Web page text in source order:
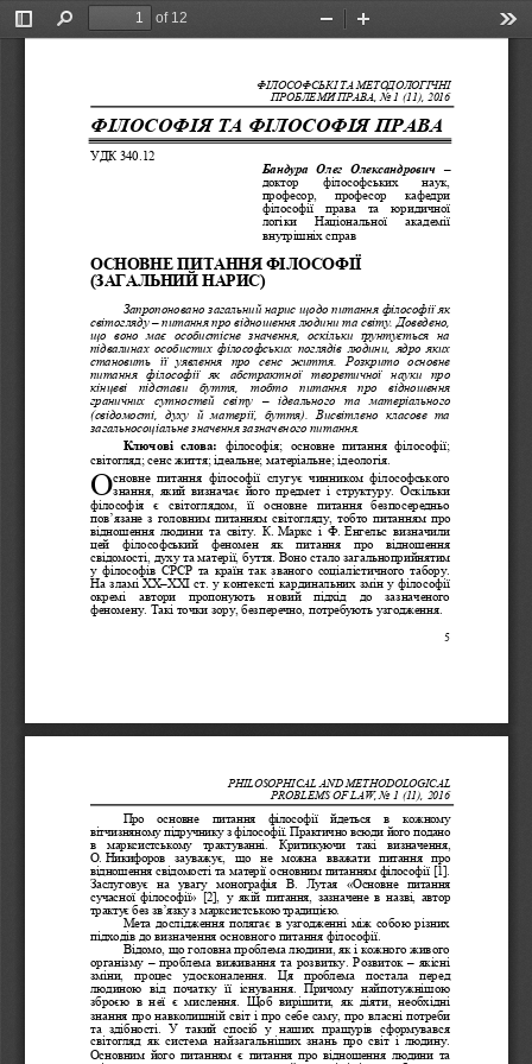
Toggle
Find
of 12
Zoom
ФІЛОСОФСЬКІ ТА МЕТОДОЛОГІЧНІ
ПРОБЛЕМИ ПРАВА, No 1 (11), 2016
5
ФІЛОСОФІЯ ТА ФІЛОСОФІЯ ПРАВА
УДК 340.12
Бандура  Олег  Олександрович –
доктор
філософських
наук,
професор,     професор     кафедри
філософії   права   та   юридичної
логіки     Національної     академії
внутрішніх справ
ОСНОВНЕ ПИТАННЯ ФІЛОСОФІЇ
(ЗАГАЛЬНИЙ НАРИС)
Запропоновано загальний нарис щодо питання філософії як
світогляду – питання про відношення людини та світу. Доведено,
що  воно  має  особистісне  значення,  оскільки  ґрунтується  на
підвалинах особистих філософських поглядів людини, ядро яких
становить  її  уявлення  про  сенс  життя.  Розкрито  основне
питання  філософії  як  абстрактної  теоретичної  науки  про
кінцеві  підстави  буття,  тобто  питання  про  відношення
граничних  сутностей  світу
–
ідеального  та  матеріального
(свідомості,  духу  й  матерії,  буття).  Висвітлено  класове  та
загальносоціальне значення зазначеного питання.
Ключові  слова:
філософія;  основне  питання  філософії;
світогляд; сенс життя; ідеальне; матеріальне; ідеологія.
сновне  питання  філософії  слугує  чинником  філософського
знання,  який  визначає  його  предмет  і  структуру.  Оскільки
філософія   є   світоглядом,   її   основне   питання  безпосередньо
пов’язане  з  головним  питанням  світогляду,  тобто  питанням  про
відношення  людини  та  світу.  К. Маркс  і  Ф. Енгельс  визначили
цей   філософський   феномен   як   питання   про   відношення
свідомості, духу та матерії, буття. Воно стало загальноприйнятим
у  філософів  СРСР  та  країн  так  званого  соціалістичного  табору.
На зламі ХХ–ХХІ ст. у контексті  кардинальних змін у філософії
окремі   автори   пропонують   новий   підхід   до   зазначеного
феномену. Такі точки зору, безперечно, потребують узгодження.
О
PHILOSOPHICAL AND METHODOLOGICAL
PROBLEMS OF LAW, No 1 (11), 2016
Про   основне   питання   філософії   йдеться   в   кожному
вітчизняному підручнику з філософії. Практично всюди його подано
в   марксистському   трактуванні.   Критикуючи   такі   визначення,
О. Никифоров   зауважує,   що   не   можна   вважати   питання   про
відношення свідомості та матерії основним питанням філософії [1].
Заслуговує  на   увагу  монографія   В.  Лутая   «Основне  питання
сучасної  філософії»  [2],  у  якій  питання,  зазначене  в  назві,  автор
трактує без зв’язку з марксистською традицією.
Мета  дослідження  полягає в  узгодженні  між  собою  різних
підходів до визначення основного питання філософії.
Відомо, що головна проблема людини, як і кожного живого
організму – проблема  виживання  та  розвитку.  Розвиток – якісні
зміни,   процес   удосконалення.   Ця   проблема   постала   перед
людиною  від  початку  її  існування.  Причому  найпотужнішою
зброєю  в  неї  є  мислення.  Щоб  вирішити,  як  діяти,  необхідні
знання про навколишній світ і про себе саму, про власні потреби
та  здібності.  У  такий  спосіб  у  наших  пращурів  сформувався
світогляд  як  система  найзагальніших  знань  про  світ  і  людину.
Основним  його  питанням  є  питання  про  відношення  людини  та